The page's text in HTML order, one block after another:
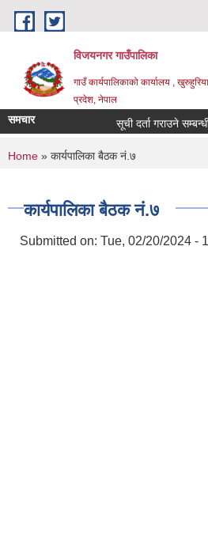
Skip to main content
विजयनगर गाउँपालिका
गाउँ कार्यपालिकाको कार्यालय ,
प्रदेश, नेपाल
समचार सूची दर्ता गराउने सम्बन्धी
You are here
Home » कार्यपालिका बैठक नं.७
कार्यपालिका बैठक नं.७
Submitted on: Tue, 02/20/2024 -